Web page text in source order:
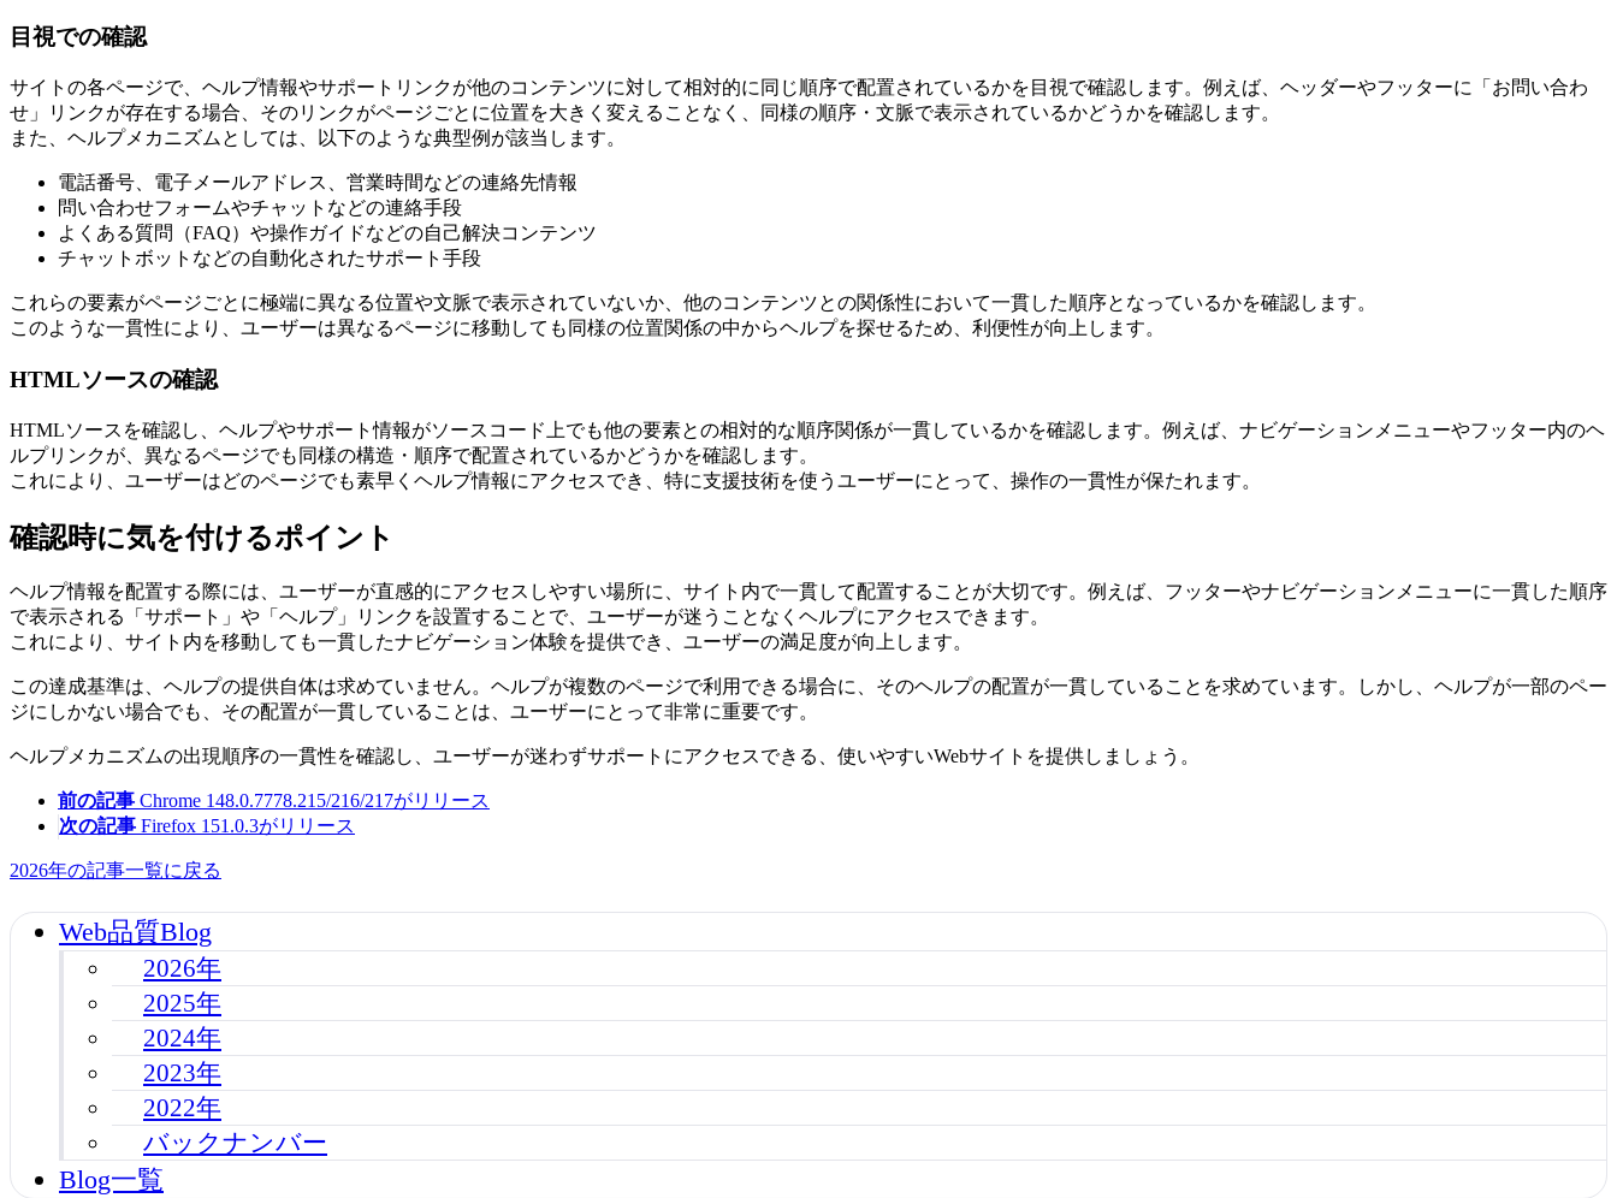
目視での確認
サイトの各ページで、ヘルプ情報やサポートリンクが他のコンテンツに対して相対的に同じ順序で配置されているかを目視で確認します。例えば、ヘッダーやフッターに「お問い合わ
せ」リンクが存在する場合、そのリンクがページごとに位置を大きく変えることなく、同様の順序・文脈で表示されているかどうかを確認します。
また、ヘルプメカニズムとしては、以下のような典型例が該当します。
電話番号、電子メールアドレス、営業時間などの連絡先情報
問い合わせフォームやチャットなどの連絡手段
よくある質問（FAQ）や操作ガイドなどの自己解決コンテンツ
チャットボットなどの自動化されたサポート手段
これらの要素がページごとに極端に異なる位置や文脈で表示されていないか、他のコンテンツとの関係性において一貫した順序となっているかを確認します。
このような一貫性により、ユーザーは異なるページに移動しても同様の位置関係の中からヘルプを探せるため、利便性が向上します。
HTMLソースの確認
HTMLソースを確認し、ヘルプやサポート情報がソースコード上でも他の要素との相対的な順序関係が一貫しているかを確認します。例えば、ナビゲーションメニューやフッター内のヘ
ルプリンクが、異なるページでも同様の構造・順序で配置されているかどうかを確認します。
これにより、ユーザーはどのページでも素早くヘルプ情報にアクセスでき、特に支援技術を使うユーザーにとって、操作の一貫性が保たれます。
確認時に気を付けるポイント
ヘルプ情報を配置する際には、ユーザーが直感的にアクセスしやすい場所に、サイト内で一貫して配置することが大切です。例えば、フッターやナビゲーションメニューに一貫した順序
で表示される「サポート」や「ヘルプ」リンクを設置することで、ユーザーが迷うことなくヘルプにアクセスできます。
これにより、サイト内を移動しても一貫したナビゲーション体験を提供でき、ユーザーの満足度が向上します。
この達成基準は、ヘルプの提供自体は求めていません。ヘルプが複数のページで利用できる場合に、そのヘルプの配置が一貫していることを求めています。しかし、ヘルプが一部のペー
ジにしかない場合でも、その配置が一貫していることは、ユーザーにとって非常に重要です。
ヘルプメカニズムの出現順序の一貫性を確認し、ユーザーが迷わずサポートにアクセスできる、使いやすいWebサイトを提供しましょう。
前の記事 Chrome 148.0.7778.215/216/217がリリース
次の記事 Firefox 151.0.3がリリース
2026年の記事一覧に戻る
Web品質Blog
2026年
2025年
2024年
2023年
2022年
バックナンバー
Blog一覧